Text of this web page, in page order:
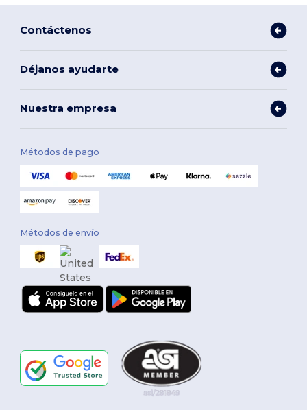
Contáctenos
Déjanos ayudarte
Nuestra empresa
Métodos de pago
Métodos de envío